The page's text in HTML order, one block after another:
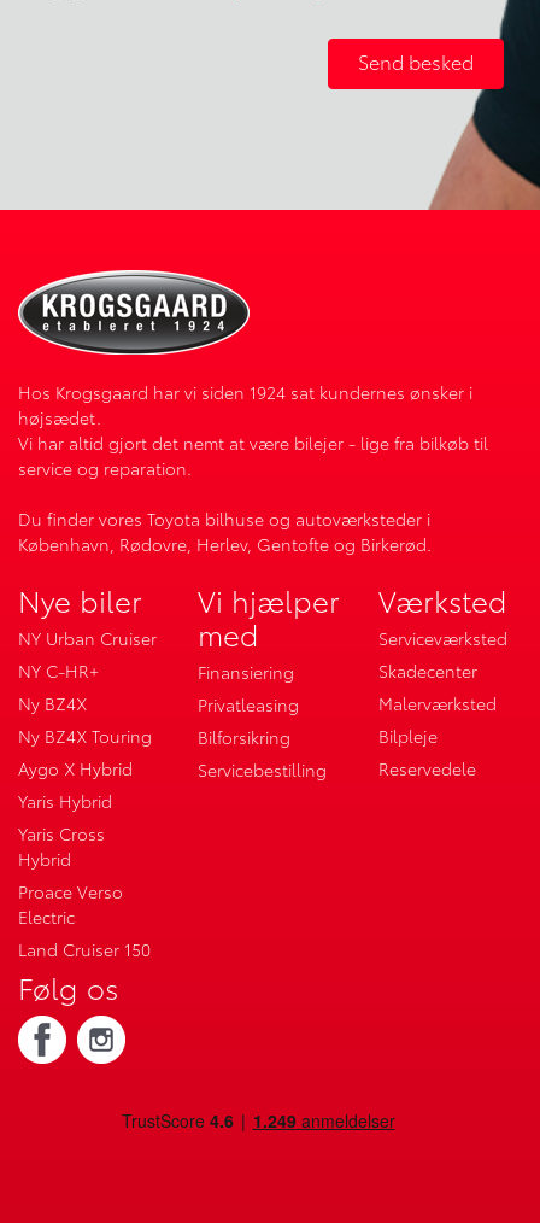
Hos Krogsgaard har vi siden 1924 sat kundernes ønsker i
højsædet.
Vi har altid gjort det nemt at være bilejer - lige fra bilkøb til
service og reparation.
Du finder vores Toyota bilhuse og autoværksteder i
København, Rødovre, Herlev, Gentofte og Birkerød.
Nye biler
NY Urban Cruiser
NY C-HR+
Ny BZ4X
Ny BZ4X Touring
Aygo X Hybrid
Yaris Hybrid
Yaris Cross
Hybrid
Proace Verso
Electric
Land Cruiser 150
Vi hjælper
med
Finansiering
Privatleasing
Bilforsikring
Servicebestilling
Værksted
Serviceværksted
Skadecenter
Malerværksted
Bilpleje
Reservedele
Følg os